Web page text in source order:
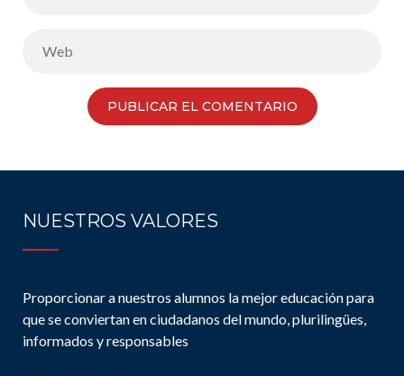
NUESTROS VALORES
Proporcionar a nuestros alumnos la mejor educación para
que se conviertan en ciudadanos del mundo, plurilingües,
informados y responsables